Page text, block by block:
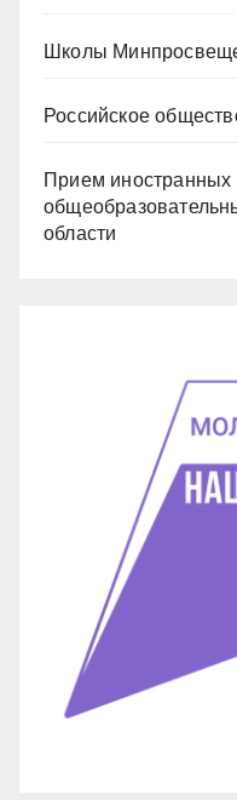
Школы
Российское
Прием иностранных
области